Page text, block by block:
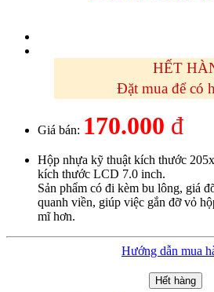
HẾT
Đặt mua để có
Giá bán: 170.000 đ
Hộp nhựa kỹ thuật kích thước
kích thước LCD 7.0 inch.
Sản phẩm có đi kèm bu lông, giá
quanh viền, giúp việc gắn đỡ vỏ
mĩ hơn.
Hướng dẫn mua
Hết hàng